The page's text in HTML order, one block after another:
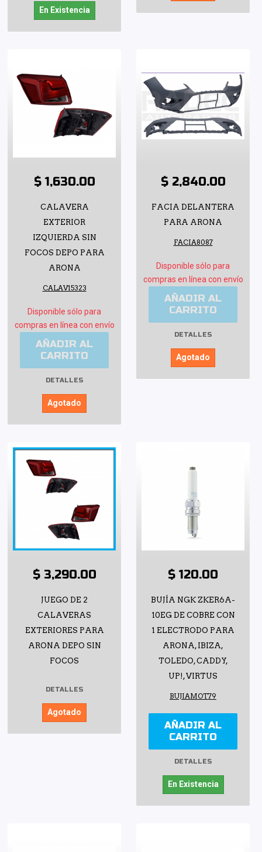
En Existencia
$ 1,630.00
CALAVERA
EXTERIOR
IZQUIERDA SIN
FOCOS DEPO PARA
ARONA
CALAV15323
Disponible sólo para
compras en línea con envío
AÑADIR AL
CARRITO
DETALLES
Agotado
$ 2,840.00
FACIA DELANTERA
PARA ARONA
FACIA8087
Disponible sólo para
compras en línea con envío
AÑADIR AL
CARRITO
DETALLES
Agotado
$ 3,290.00
JUEGO DE 2
CALAVERAS
EXTERIORES PARA
ARONA DEPO SIN
FOCOS
DETALLES
Agotado
$ 120.00
BUJÍA NGK ZKER6A-
10EG DE COBRE CON
1 ELECTRODO PARA
ARONA, IBIZA,
TOLEDO, CADDY,
UP!, VIRTUS
BUJIAMOT79
AÑADIR AL
CARRITO
DETALLES
En Existencia